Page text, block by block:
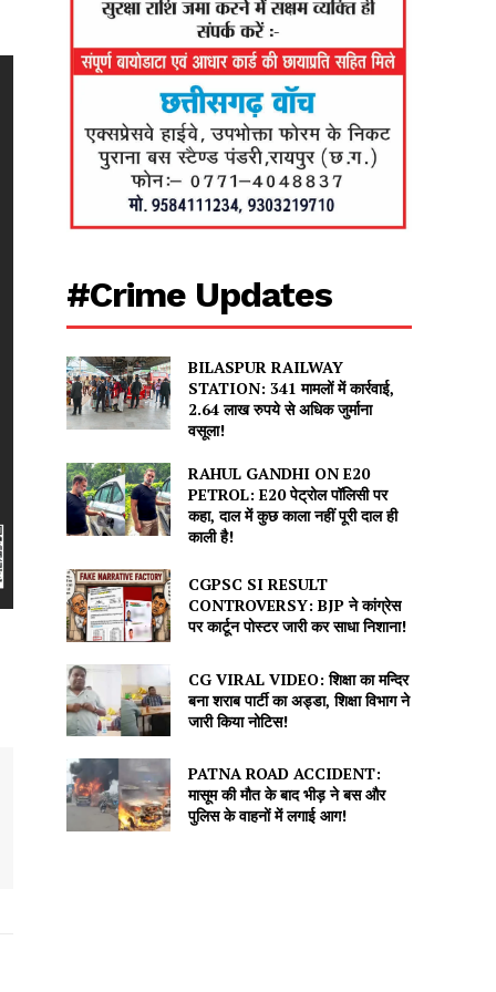
#Crime Updates
BILASPUR RAILWAY
STATION: 341 मामलों में कार्रवाई,
2.64 लाख रुपये से अधिक जुर्माना
वसूला!
RAHUL GANDHI ON E20
PETROL: E20 पेट्रोल पॉलिसी पर
कहा, दाल में कुछ काला नहीं पूरी दाल ही
काली है!
CGPSC SI RESULT
CONTROVERSY: BJP ने कांग्रेस
पर कार्टून पोस्टर जारी कर साधा निशाना!
CG VIRAL VIDEO: शिक्षा का मन्दिर
बना शराब पार्टी का अड्डा, शिक्षा विभाग ने
जारी किया नोटिस!
PATNA ROAD ACCIDENT:
मासूम की मौत के बाद भीड़ ने बस और
पुलिस के वाहनों में लगाई आग!